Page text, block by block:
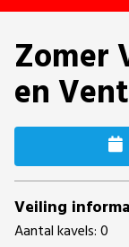
Zomer
en
Veiling
Aantal kavels: 0